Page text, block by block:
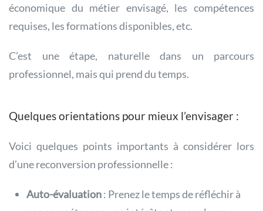
économique du métier envisagé, les compétences
requises, les formations disponibles, etc.
C’est une étape, naturelle dans un parcours
professionnel, mais qui prend du temps.
Quelques orientations pour mieux l’envisager :
Voici quelques points importants à considérer lors
d’une reconversion professionnelle :
Auto-évaluation: Prenez le temps de réfléchir à